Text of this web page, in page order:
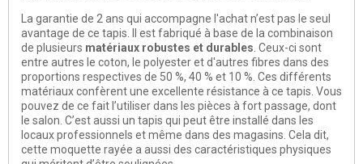
La garantie de 2 ans qui accompagne l'achat n’est pas le seul
avantage de ce tapis. Il est fabriqué à base de la combinaison
de plusieurs matériaux robustes et durables . Ceux-ci sont
entre autres le coton, le polyester et d'autres fibres dans des
proportions respectives de 50 %, 40 % et 10 %. Ces différents
matériaux confèrent une excellente résistance à ce tapis. Vous
pouvez de ce fait l’utiliser dans les pièces à fort passage, dont
le salon. C’est aussi un tapis qui peut être installé dans les
locaux professionnels et même dans des magasins. Cela dit,
cette moquette rayée a aussi des caractéristiques physiques